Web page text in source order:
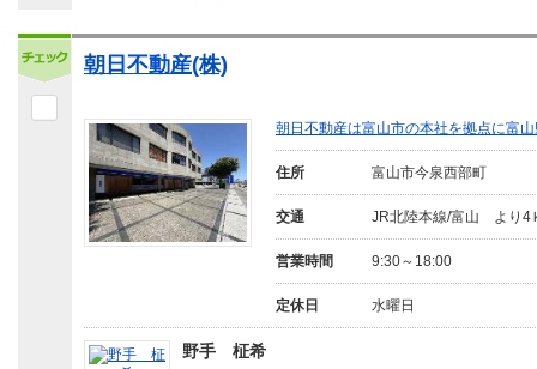
朝日不動産(株)
朝日不動産は富山市の本社を拠点に富
住所 富山市今泉西部町
交通 JR北陸本線/富山 より4
営業時間 9:30～18:00
定休日 水曜日
野手 柾希